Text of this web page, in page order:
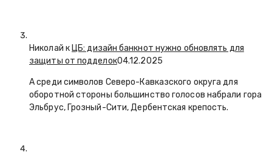
Николай к ЦБ: дизайн банкнот нужно обновлять для
защиты от подделок04.12.2025
А среди символов Северо-Кавказского округа для
оборотной стороны большинство голосов набрали гора
Эльбрус, Грозный-Сити, Дербентская крепость.